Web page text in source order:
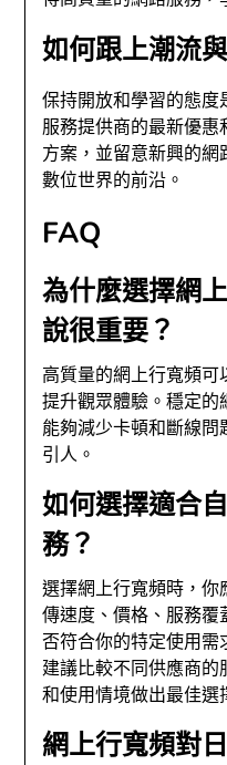
如何跟上潮流
保持開放和學習的態
服務提供商的最新優
方案，並留意新興的
數位世界的前沿。
FAQ
為什麼選擇網
說很重要？
高質量的網上行寬頻可
提升觀眾體驗。穩定的
能夠減少卡頓和斷線
引人。
如何選擇適合
務？
選擇網上行寬頻時，
傳速度、價格、服務
否符合你的特定使用需
建議比較不同供應商
和使用情境做出最佳選
網上行寬頻對